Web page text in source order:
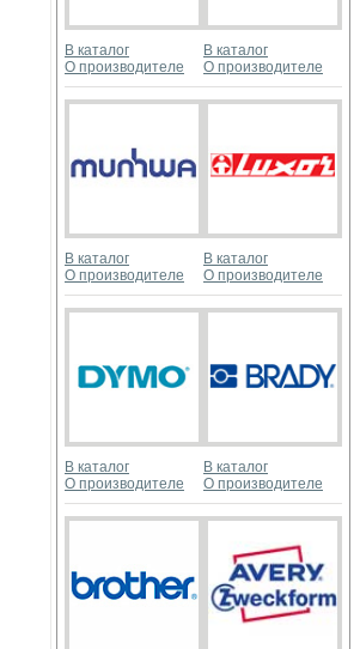
В каталог
О производителе
В каталог
О производителе
В каталог
О производителе
В каталог
О производителе
В каталог
О производителе
В каталог
О производителе